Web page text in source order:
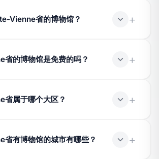
历史、装饰艺术、人类学、科学与技术。
Vienne省的博物馆？
的博物馆是免费的吗？
免费参观。
属于哪个大区？
。有博物馆的城市有哪些？